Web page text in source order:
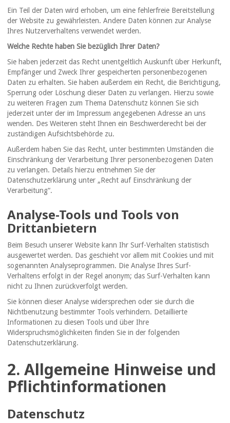
Ein Teil der Daten wird erhoben, um eine fehlerfreie Bereitstellung
der Website zu gewährleisten. Andere Daten können zur Analyse
Ihres Nutzerverhaltens verwendet werden.
Welche Rechte haben Sie bezüglich Ihrer Daten?
Sie haben jederzeit das Recht unentgeltlich Auskunft über Herkunft,
Empfänger und Zweck Ihrer gespeicherten personenbezogenen
Daten zu erhalten. Sie haben außerdem ein Recht, die Berichtigung,
Sperrung oder Löschung dieser Daten zu verlangen. Hierzu sowie
zu weiteren Fragen zum Thema Datenschutz können Sie sich
jederzeit unter der im Impressum angegebenen Adresse an uns
wenden. Des Weiteren steht Ihnen ein Beschwerderecht bei der
zuständigen Aufsichtsbehörde zu.
Außerdem haben Sie das Recht, unter bestimmten Umständen die
Einschränkung der Verarbeitung Ihrer personenbezogenen Daten
zu verlangen. Details hierzu entnehmen Sie der
Datenschutzerklärung unter „Recht auf Einschränkung der
Verarbeitung“.
Analyse-Tools und Tools von
Drittanbietern
Beim Besuch unserer Website kann Ihr Surf-Verhalten statistisch
ausgewertet werden. Das geschieht vor allem mit Cookies und mit
sogenannten Analyseprogrammen. Die Analyse Ihres Surf-
Verhaltens erfolgt in der Regel anonym; das Surf-Verhalten kann
nicht zu Ihnen zurückverfolgt werden.
Sie können dieser Analyse widersprechen oder sie durch die
Nichtbenutzung bestimmter Tools verhindern. Detaillierte
Informationen zu diesen Tools und über Ihre
Widerspruchsmöglichkeiten finden Sie in der folgenden
Datenschutzerklärung.
2. Allgemeine Hinweise und
Pflichtinformationen
Datenschutz